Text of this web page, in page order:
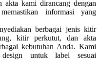
akta kami dirancang dengan
informasi yang
berbagai jenis kitir
kitir perkutut, dan akta
kebutuhan Anda. Kami
untuk label sesuai